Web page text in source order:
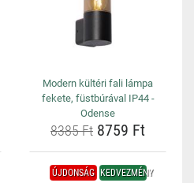
Modern kültéri fali lámpa
fekete, füstbúrával IP44 -
Odense
8385 Ft 8759 Ft
ÚJDONSÁG KEDVEZMÉNY